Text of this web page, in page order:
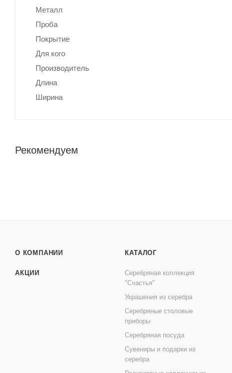
Металл
Проба
Покрытие
Для кого
Производитель
Длина
Ширина
Рекомендуем
О КОМПАНИИ
АКЦИИ
КАТАЛОГ
Серебряная коллекция
"Счастья"
Украшения из серебра
Серебряные столовые
приборы
Серебряная посуда
Сувениры и подарки из
серебра